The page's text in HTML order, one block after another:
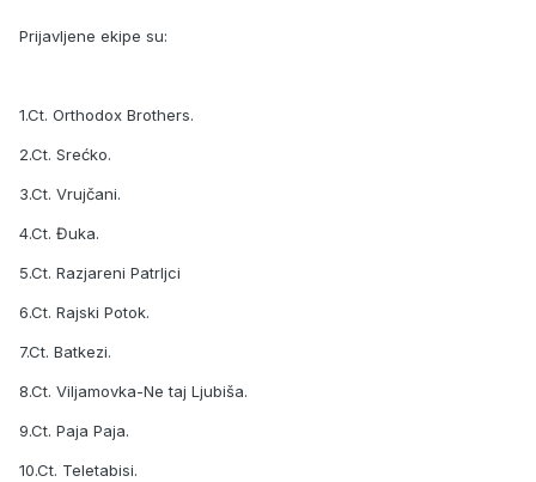
Prijavljene ekipe su:
1.Ct. Orthodox Brothers.
2.Ct. Srećko.
3.Ct. Vrujčani.
4.Ct. Đuka.
5.Ct. Razjareni Patrljci
6.Ct. Rajski Potok.
7.Ct. Batkezi.
8.Ct. Viljamovka-Ne taj Ljubiša.
9.Ct. Paja Paja.
10.Ct. Teletabisi.